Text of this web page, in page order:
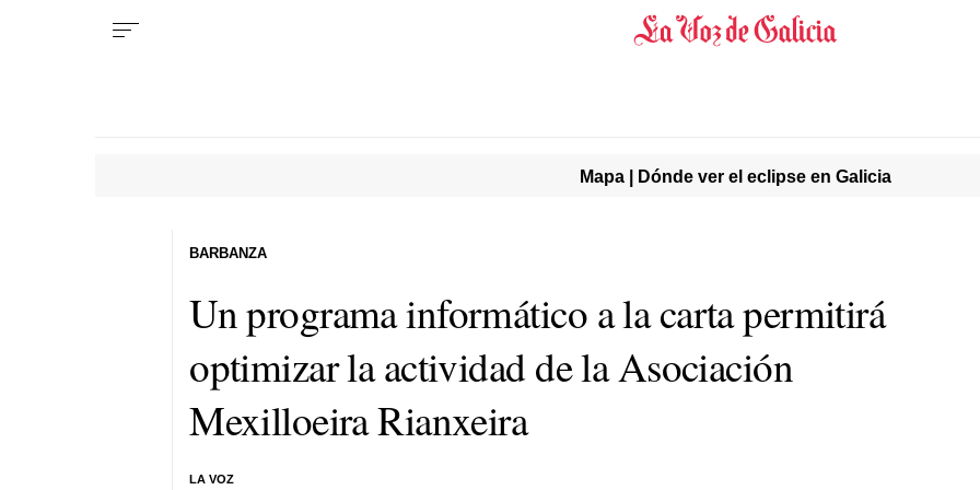
Mapa | Dónde ver el eclipse en Galicia
Un programa informático a la carta permitirá
optimizar la actividad de la Asociación
Mexilloeira Rianxeira
LA VOZ
BARBANZA